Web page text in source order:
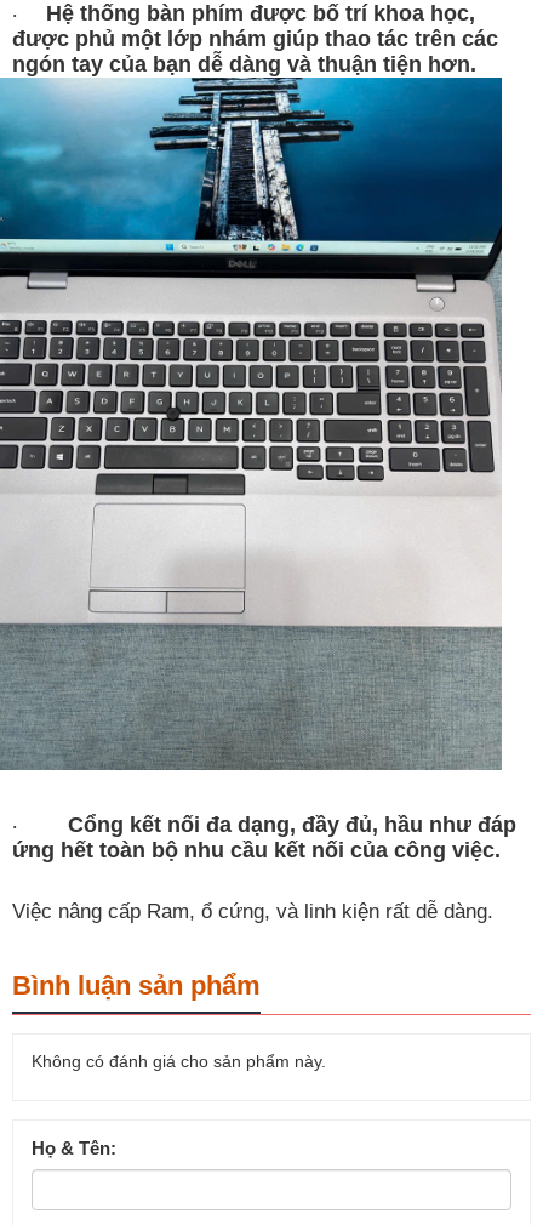
·
Hệ thống bàn phím được bố trí khoa học,
được phủ một lớp nhám giúp thao tác trên các
ngón tay của bạn dễ dàng và thuận tiện hơn.
·
Cổng kết nối đa dạng, đầy đủ, hầu như đáp
ứng hết toàn bộ nhu cầu kết nối của công việc.
Việc nâng cấp Ram, ổ cứng, và linh kiện rất dễ dàng.
Bình luận sản phẩm
Không có đánh giá cho sản phẩm này.
Họ & Tên: